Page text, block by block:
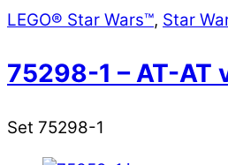
LEGO® Star Wars™, Star
75298-1 – AT-
Set 75298-1